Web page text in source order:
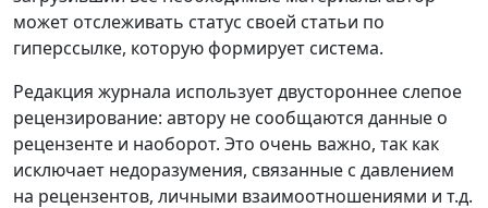
может отслеживать статус своей статьи по
гиперссылке, которую формирует система.
Редакция журнала использует двустороннее слепое
рецензирование: автору не сообщаются данные о
рецензенте и наоборот. Это очень важно, так как
исключает недоразумения, связанные с давлением
на рецензентов, личными взаимоотношениями и т.д.